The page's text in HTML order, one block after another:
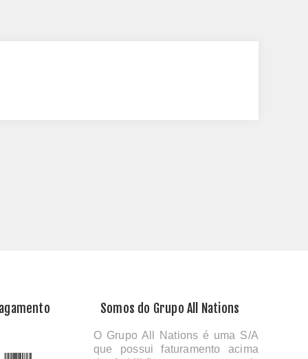
Somos do Grupo All Nations
O Grupo All Nations é uma S/A
que possui faturamento acima